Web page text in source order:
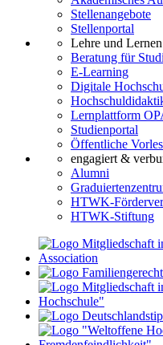
Stellenangebote
Stellenportal
Lehre und Lernen
Beratung für
E-Learning
Digitale
Lernplattform
Studienportal
Öffentliche
engagiert &
Alumni
HTWK-
HTWK-Stiftung